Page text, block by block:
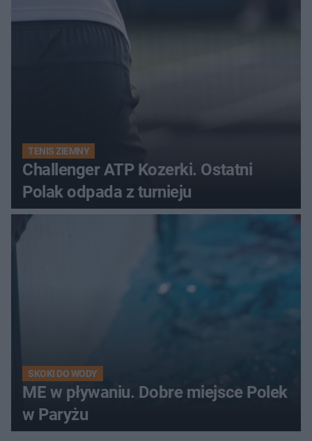
TENIS ZIEMNY
Challenger ATP Kozerki. Ostatni
Polak odpada z turnieju
SKOKI DO WODY
ME w pływaniu. Dobre miejsce Polek
w Paryżu